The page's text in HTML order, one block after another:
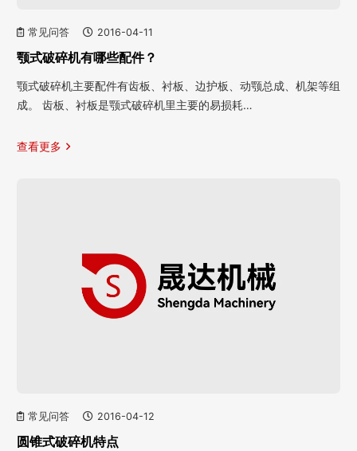
常见问答 2016-04-11
颚式破碎机有哪些配件？
颚式破碎机主要配件有齿板、衬板、边护板、动颚总成、机架等组
成。 齿板、衬板是颚式破碎机里主要的易损耗…
查看更多
常见问答 2016-04-12
圆锥式破碎机特点